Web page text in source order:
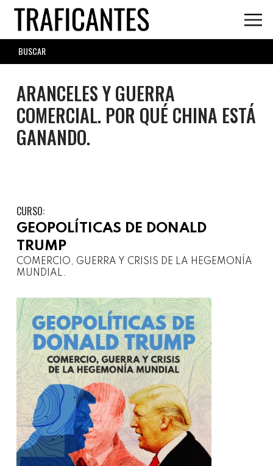
Skip
main
content
SEARCH
FORM
ARANCELES Y GUERRA
COMERCIAL. POR QUÉ CHINA ESTÁ
GANANDO.
CURSO:
GEOPOLÍTICAS DE DONALD
TRUMP
COMERCIO, GUERRA Y CRISIS DE LA HEGEMONÍA
MUNDIAL.